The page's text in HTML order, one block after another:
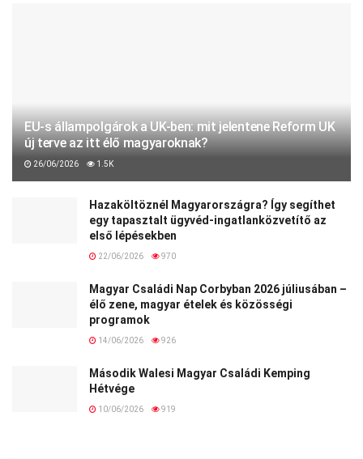
EU-s állampolgárok a UK-ben: mit jelentene Reform UK
új terve az itt élő magyaroknak?
26/06/2026 1.5K
Hazaköltöznél Magyarországra? Így segíthet
egy tapasztalt ügyvéd-ingatlanközvetítő az
első lépésekben
22/06/2026 970
Magyar Családi Nap Corbyban 2026 júliusában –
élő zene, magyar ételek és közösségi
programok
14/06/2026 926
Második Walesi Magyar Családi Kemping
Hétvége
10/06/2026 919